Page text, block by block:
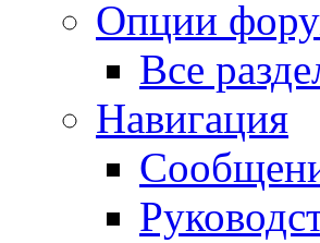
Опции
Все
Навигация